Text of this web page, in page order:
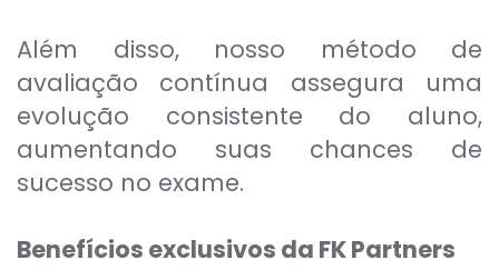
Além disso, nosso método de
avaliação contínua assegura uma
evolução consistente do aluno,
aumentando suas chances de
sucesso no exame.
Benefícios exclusivos da FK Partners